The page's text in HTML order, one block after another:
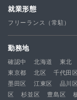
就業形態
フリーランス（常駐）
勤務地
確認中 北海道 東北
東京都
北区 千代田区
墨田区
江東区 品川区
区
杉並区 豊島区